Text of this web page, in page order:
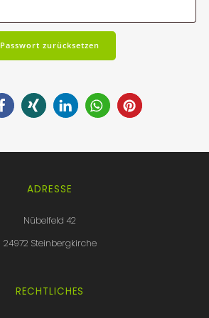
Passwort zurücksetzen
ADRESSE
Nübelfeld 42
24972 Steinbergkirche
RECHTLICHES